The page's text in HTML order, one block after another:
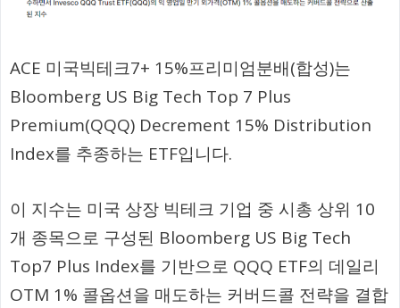
ACE 미국빅테크7+ 15%프리미엄분배(합성)는
Bloomberg US Big Tech Top 7 Plus
Premium(QQQ) Decrement 15% Distribution
Index를 추종하는 ETF입니다.
이 지수는 미국 상장 빅테크 기업 중 시총 상위 10
개 종목으로 구성된 Bloomberg US Big Tech
Top7 Plus Index를 기반으로 QQQ ETF의 데일리
OTM 1% 콜옵션을 매도하는 커버드콜 전략을 결합